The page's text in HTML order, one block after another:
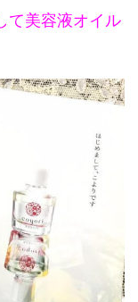
て美容液オイル